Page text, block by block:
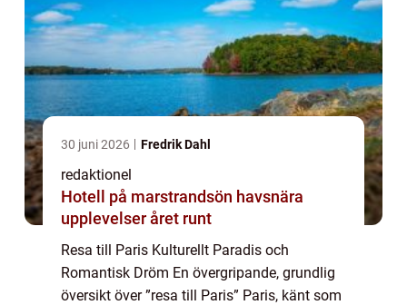
30 juni 2026 Fredrik Dahl
redaktionel
Hotell på marstrandsön havsnära
upplevelser året runt
Resa till Paris Kulturellt Paradis och
Romantisk Dröm En övergripande, grundlig
översikt över ”resa till Paris” Paris, känt som